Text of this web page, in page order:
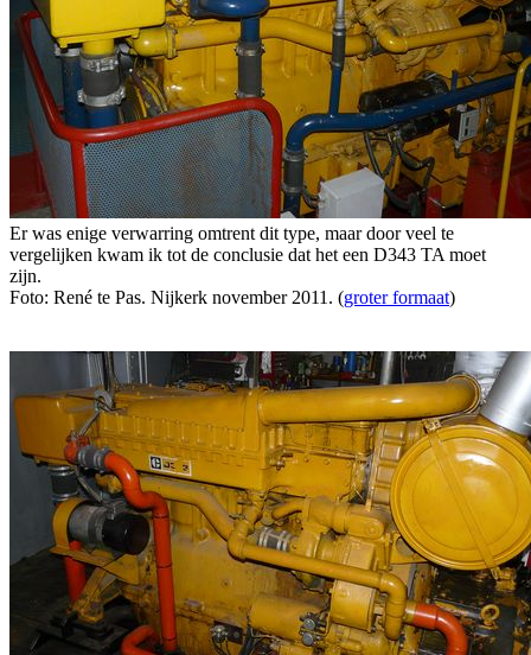
Er was enige verwarring omtrent dit type, maar door veel te
vergelijken kwam ik tot de conclusie dat het een D343 TA moet
zijn.
Foto: René te Pas. Nijkerk november 2011. (groter formaat)